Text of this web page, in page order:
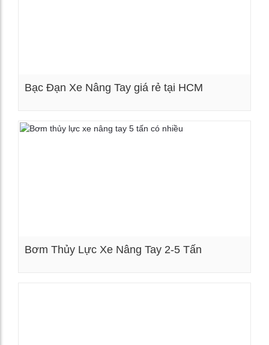
Bạc Đạn Xe Nâng Tay giá rẻ tại HCM
Bơm Thủy Lực Xe Nâng Tay 2-5 Tấn